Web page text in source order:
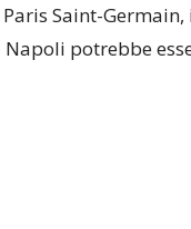
Saint-
potrebbe